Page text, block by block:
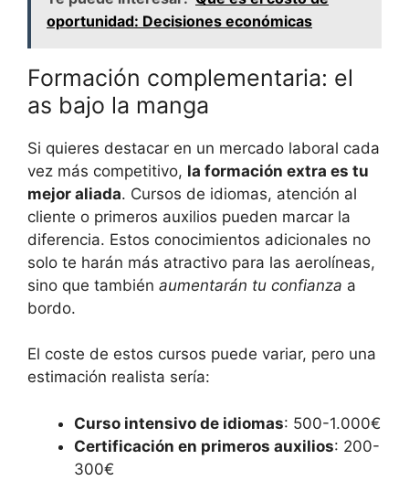
oportunidad: Decisiones económicas
Formación complementaria: el
as bajo la manga
Si quieres destacar en un mercado laboral cada
vez más competitivo, la formación extra es tu
mejor aliada. Cursos de idiomas, atención al
cliente o primeros auxilios pueden marcar la
diferencia. Estos conocimientos adicionales no
solo te harán más atractivo para las aerolíneas,
sino que también aumentarán tu confianza a
bordo.
El coste de estos cursos puede variar, pero una
estimación realista sería:
Curso intensivo de idiomas: 500-1.000€
Certificación en primeros auxilios: 200-
300€